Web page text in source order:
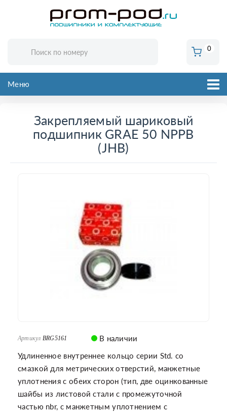
0
Меню
Закрепляемый шариковый
подшипник GRAE 50 NPPB
(JHB)
Артикул BRG5161
В наличии
Удлиненное внутреннее кольцо серии Std. со
смазкой для метрических отверстий, манжетные
уплотнения с обеих сторон (тип, две оцинкованные
шайбы из листовой стали с промежуточной
частью nbr, с манжетным уплотнением с